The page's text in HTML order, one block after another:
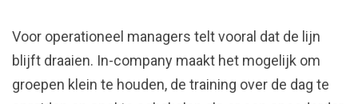
Voor operationeel managers telt vooral dat de lijn
blijft draaien. In-company maakt het mogelijk om
groepen klein te houden, de training over de dag te